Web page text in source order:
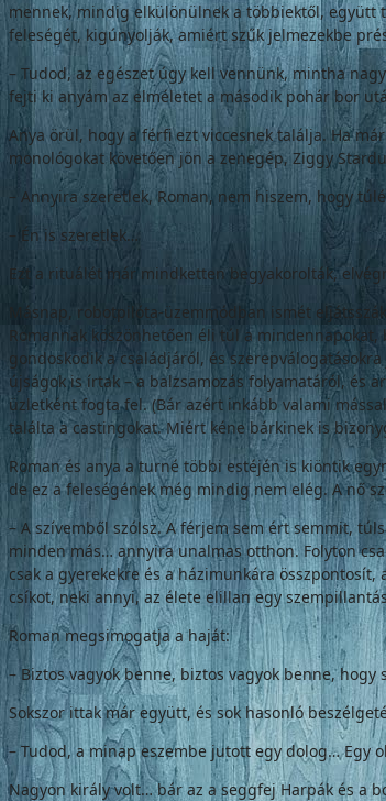
mennek, mindig elkülönülnek a többiektől, együtt
feleségét, kigúnyolják, amiért szűk jelmezekbe
– Tudod, az egészet úgy kell vennünk, mintha
fejti ki anyám az elméletet a második pohár bor
Anya örül, hogy a férfi ezt viccesnek találja. Ha
monológokat követően jön a zenegép, Ziggy
– Annyira szeretlek, Roman, nem hiszem, hogy
– Én is szeretlek…
Ezt a rituálét már mindketten begyakorolták,
Másnap, robotpilóta-üzemmódban ismét
Romannak köszönhetően éli túl a
gondoskodik a családjáról, és
újságok is írtak – a balzsamozás folyamatáról, és
üzletként fogta fel. (Bár azért inkább valami
találta a castingokat. Miért kéne bárkinek is
Roman és anya a turné többi estéjén is kiöntik
de ez a feleségének még mindig nem elég. A nő
– A szívemből szólsz. A férjem sem ért semmit,
minden más… annyira unalmas otthon. Folyton
csak a gyerekekre és a házimunkára
csíkot, neki annyi, az élete elillan egy
Roman megsimogatja a haját:
– Biztos vagyok benne, biztos vagyok benne, hogy
Sokszor ittak már együtt, és sok hasonló
– Tudod, a minap eszembe jutott egy dolog… Egy
Nagyon király volt… bár az a seggfej Harpák és a